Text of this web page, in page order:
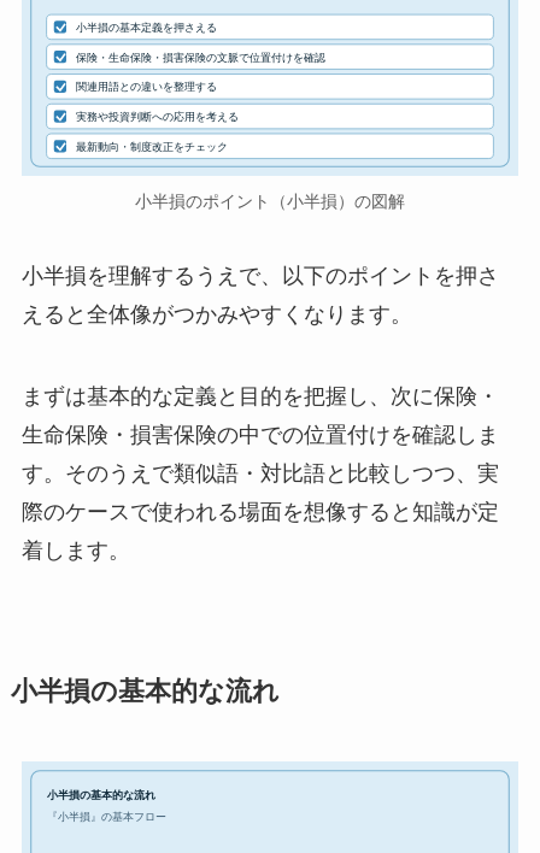
小半損の基本定義を押さえる
保険・生命保険・損害保険の文脈で位置付けを確認
関連用語との違いを整理する
実務や投資判断への応用を考える
最新動向・制度改正をチェック
小半損のポイント（小半損）の図解
小半損を理解するうえで、以下のポイントを押さ
えると全体像がつかみやすくなります。
まずは基本的な定義と目的を把握し、次に保険・
生命保険・損害保険の中での位置付けを確認しま
す。そのうえで類似語・対比語と比較しつつ、実
際のケースで使われる場面を想像すると知識が定
着します。
小半損の基本的な流れ
小半損の基本的な流れ
『小半損』の基本フロー